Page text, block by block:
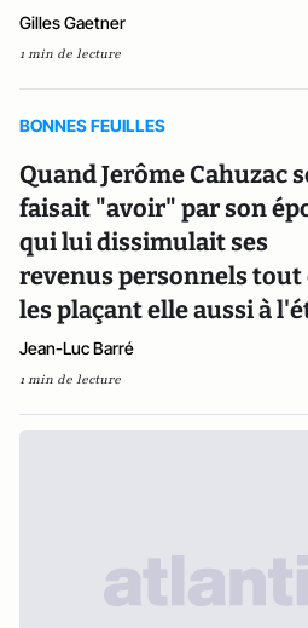
Gilles Gaetner
1 min de lecture
BONNES FEUILLES
Quand Jerôme Cahuzac
faisait "avoir" par son
qui lui dissimulait ses
revenus personnels tout
les plaçant elle aussi à
Jean-Luc Barré
1 min de lecture